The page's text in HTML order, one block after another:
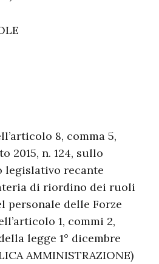
8, comma 5,
2015, n. 124, sullo
legislativo recante
di riordino dei ruoli
personale delle Forze
1, commi 2,
legge 1° dicembre
AMMINISTRAZIONE)